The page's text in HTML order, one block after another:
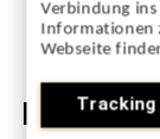
Verbindung
Informationen
Webseite
Dies